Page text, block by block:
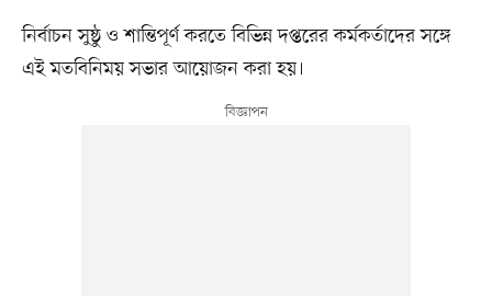
নির্বাচন সুষ্ঠু ও শান্তিপূর্ণ করতে বিভিন্ন দপ্তরের কর্মকর্তাদের সঙ্গে
এই মতবিনিময় সভার আয়োজন করা হয়।